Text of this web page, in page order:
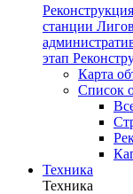
станции
этап
Карта
Список
Техника
Техника